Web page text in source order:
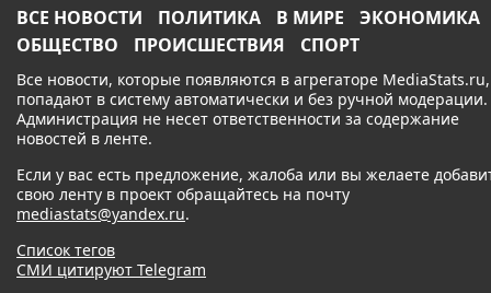
ВСЕ НОВОСТИ ПОЛИТИКА В МИРЕ
ЭКОНОМИКА
ОБЩЕСТВО
ПРОИСШЕСТВИЯ СПОРТ
Все новости, которые появляются в агрегаторе MediaStats.ru,
попадают в систему автоматически и без ручной модерации.
Администрация не несет ответственности за содержание
новостей в ленте.
Если у вас есть предложение, жалоба или вы желаете
свою ленту в проект обращайтесь на почту
mediastats@yandex.ru.
Список тегов
СМИ цитируют Telegram